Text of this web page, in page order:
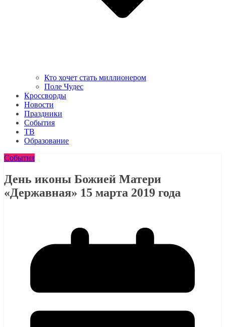
Кто хочет стать миллионером
Поле Чудес
Кроссворды
Новости
Праздники
События
ТВ
Образование
События
День иконы Божией Матери
«Державная» 15 марта 2019 года